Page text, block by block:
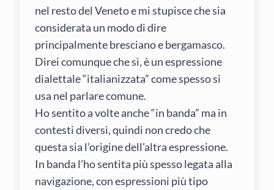
nel resto del Veneto e mi stupisce che sia
considerata un modo di dire
principalmente bresciano e bergamasco.
Direi comunque che sì, è un espressione
dialettale “italianizzata” come spesso si
usa nel parlare comune.
Ho sentito a volte anche “in banda” ma in
contesti diversi, quindi non credo che
questa sia l’origine dell’altra espressione.
In banda l’ho sentita più spesso legata alla
navigazione, con espressioni più tipo